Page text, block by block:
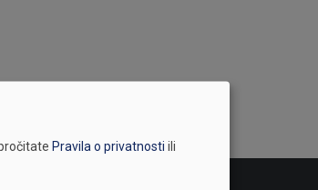
Pravila o privatnosti ili